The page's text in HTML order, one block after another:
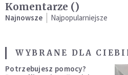
Komentarze ()
Najnowsze Najpopularniejsze
WYBRANE DLA
Potrzebujesz pomocy?